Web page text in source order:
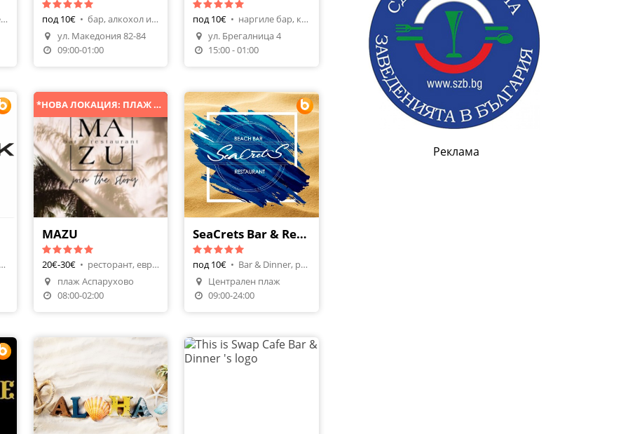
плажно заведение, алкохол и напитки
Поръчай Храна
под 10€ •
бар, алкохол и напитки
ул. Македония 82-84
09:00-01:00
Направи Резервация
под 10€ •
наргиле бар, коктейли
ул. Брегалница 4
15:00 - 01:00
коктейли
*НОВА ЛОКАЦИЯ: ПЛАЖ АСПАРУХОВО
MAZU
20€-30€ •
ресторант, европейска
плаж Аспарухово
08:00-02:00
Направи Резервация
SeaCrets Bar & Restaurant
под 10€ •
Bar & Dinner, ресторант
Централен плаж
09:00-24:00
Реклама